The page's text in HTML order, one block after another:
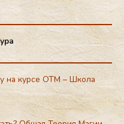
на курсе ОТМ – Школа